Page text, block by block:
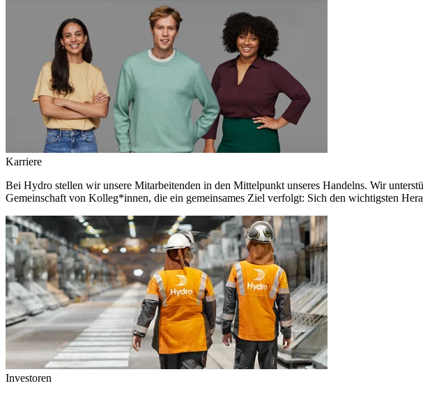
Karriere
Bei Hydro stellen wir unsere Mitarbeitenden in den Mittelpunkt unseres Handelns. Wir
Gemeinschaft von Kolleg*innen, die ein gemeinsames Ziel verfolgt: Sich den wichtigsten
Investoren